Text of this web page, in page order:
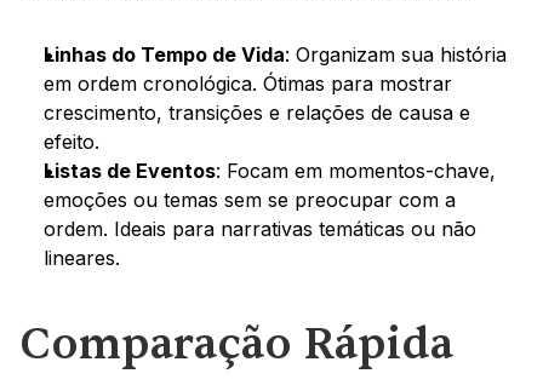
Linhas do Tempo de Vida: Organizam sua história
em ordem cronológica. Ótimas para mostrar
crescimento, transições e relações de causa e
efeito.
Listas de Eventos: Focam em momentos-chave,
emoções ou temas sem se preocupar com a
ordem. Ideais para narrativas temáticas ou não
lineares.
Comparação Rápida